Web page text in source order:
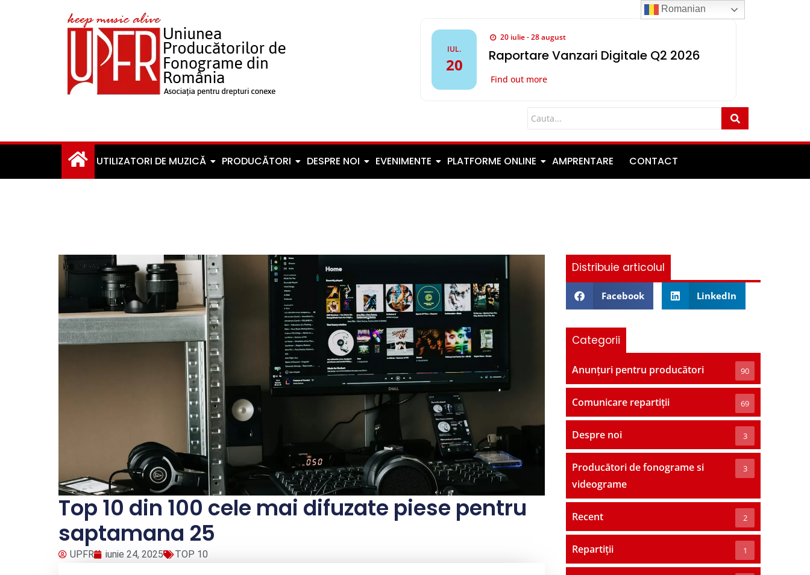
IUL.
20
20 iulie - 28 august
Raportare Vanzari Digitale Q2 2026
Find out more
UTILIZATORI DE MUZICĂ PRODUCĂTORI DESPRE NOI EVENIMENTE PLATFORME ONLINE AMPRENTARE CONTACT
Top 10 din 100 cele mai difuzate piese pentru
saptamana 25
UPFR iunie 24, 2025 TOP 10
Distribuie articolul
Facebook LinkedIn
Categorii
Anunțuri pentru producători 90
Comunicare repartiții 69
Despre noi 3
Producători de fonograme si
videograme
3
Recent 2
Repartiții 1
Romanian